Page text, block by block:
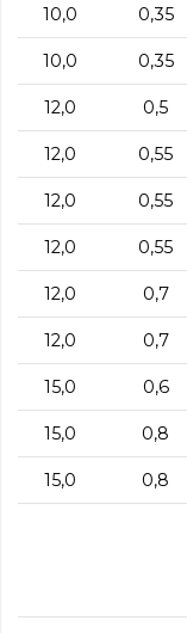
10,0 0,35
10,0 0,35
12,0 0,5
12,0 0,55
12,0 0,55
12,0 0,55
12,0 0,7
12,0 0,7
15,0 0,6
15,0 0,8
15,0 0,8